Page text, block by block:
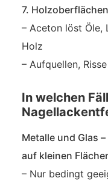
7.
– Aceton löst Öle,
Holz
– Aufquellen,
In welchen
Metalle und Glas
auf kleinen
– Nur bedingt